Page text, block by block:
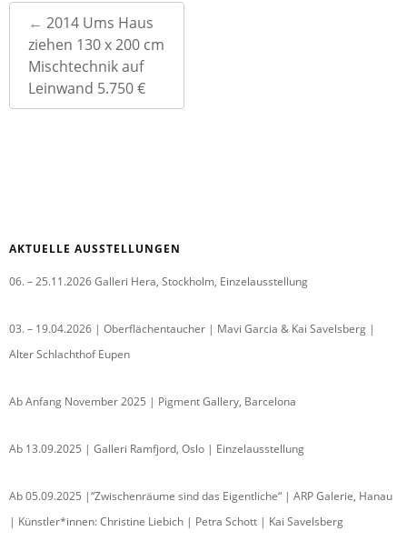
Post
navigation
← 2014 Ums Haus
ziehen 130 x 200 cm
Mischtechnik auf
Leinwand 5.750 €
AKTUELLE AUSSTELLUNGEN
06. – 25.11.2026 Galleri Hera, Stockholm, Einzelausstellung
03. – 19.04.2026 | Oberflächentaucher | Mavi Garcia & Kai Savelsberg |
Alter Schlachthof Eupen
Ab Anfang November 2025 | Pigment Gallery, Barcelona
Ab 13.09.2025 | Galleri Ramfjord, Oslo | Einzelausstellung
Ab 05.09.2025 |“Zwischenräume sind das Eigentliche“ | ARP Galerie, Hanau
| Künstler*innen: Christine Liebich | Petra Schott | Kai Savelsberg